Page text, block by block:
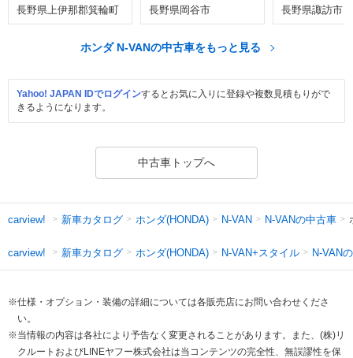
長野県上伊那郡箕輪町 長野県岡谷市 長野県諏訪市
ホンダ N-VANの中古車をもっと見る
Yahoo! JAPAN IDでログインするとお気に入りに登録や複数見積もりがで
きるようになります。
中古車トップへ
carview! 新車カタログ ホンダ(HONDA) N-VAN N-VANの中古車
carview! 新車カタログ ホンダ(HONDA) N-VAN+スタイル N-VAN
※仕様・オプション・装備の詳細については各販売店にお問い合わせくださ
い。
※当情報の内容は各社により予告なく変更されることがあります。また、(株)リ
クルートおよびLINEヤフー株式会社は当コンテンツの完全性、無誤謬性を保